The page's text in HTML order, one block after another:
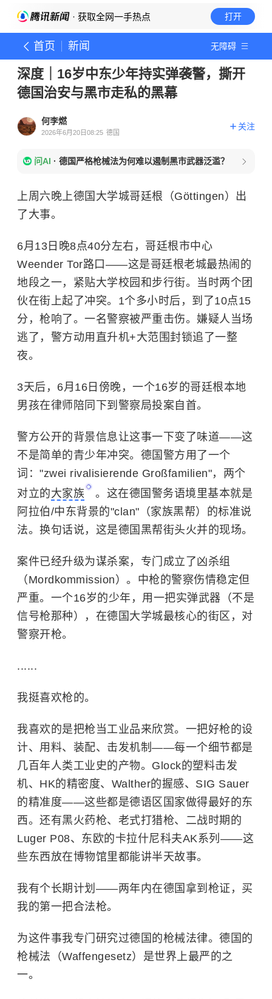
· 获取全网一手热点 打开
首页 新闻 无障碍
深度｜16岁中东少年持实弹袭警，撕开
德国治安与黑市走私的黑幕
何李燃
2026年6月20日08:25 德国
关注
问AI · 德国严格枪械法为何难以遏制黑市武器泛滥？
上周六晚上德国大学城哥廷根（Göttingen）出
了大事。
6月13日晚8点40分左右，哥廷根市中心
Weender Tor路口——这是哥廷根老城最热闹的
地段之一，紧贴大学校园和步行街。当时两个团
伙在街上起了冲突。1个多小时后，到了10点15
分，枪响了。一名警察被严重击伤。嫌疑人当场
逃了，警方动用直升机+大范围封锁追了一整
夜。
3天后，6月16日傍晚，一个16岁的哥廷根本地
男孩在律师陪同下到警察局投案自首。
警方公开的背景信息让这事一下变了味道——这
不是简单的青少年冲突。德国警方用了一个
词："zwei rivalisierende Großfamilien"，两个
对立的大家族
。这在德国警务语境里基本就是
阿拉伯/中东背景的"clan"（家族黑帮）的标准说
法。换句话说，这是德国黑帮街头火并的现场。
案件已经升级为谋杀案，专门成立了凶杀组
（Mordkommission）。中枪的警察伤情稳定但
严重。一个16岁的少年，用一把实弹武器（不是
信号枪那种），在德国大学城最核心的街区，对
警察开枪。
......
我挺喜欢枪的。
我喜欢的是把枪当工业品来欣赏。一把好枪的设
计、用料、装配、击发机制——每一个细节都是
几百年人类工业史的产物。Glock的塑料击发
机、HK的精密度、Walther的握感、SIG Sauer
的精准度——这些都是德语区国家做得最好的东
西。还有黑火药枪、老式打猎枪、二战时期的
Luger P08、东欧的卡拉什尼科夫AK系列——这
些东西放在博物馆里都能讲半天故事。
我有个长期计划——两年内在德国拿到枪证，买
我的第一把合法枪。
为这件事我专门研究过德国的枪械法律。 德国的
枪械法（Waffengesetz）是世界上最严的之
一。